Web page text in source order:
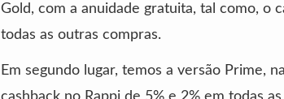
Gold, com a anuidade gratuita, tal como, o
todas as outras compras.
Em segundo lugar, temos a versão Prime,